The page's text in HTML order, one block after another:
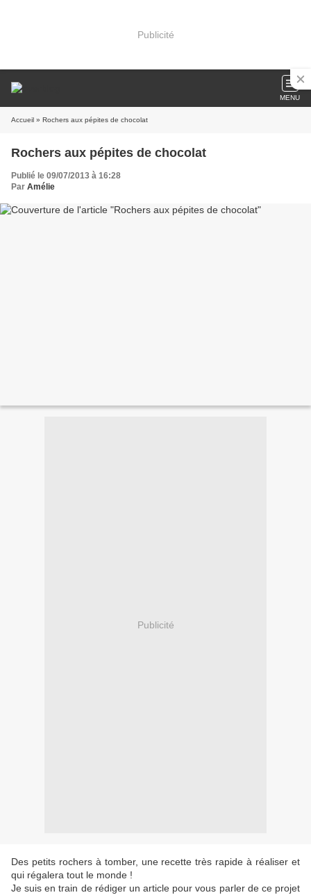
Publicité
MENU
Accueil » Rochers aux pépites de chocolat
Rochers aux pépites de chocolat
Publié le 09/07/2013 à 16:28
Par Amélie
Publicité
Des petits rochers à tomber, une recette très rapide à réaliser et
qui régalera tout le monde !
Je suis en train de rédiger un article pour vous parler de ce projet